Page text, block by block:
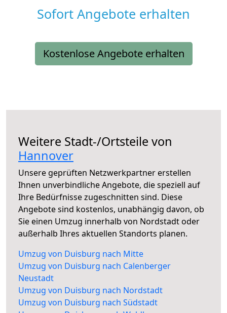
Sofort Angebote erhalten
Kostenlose Angebote erhalten
Weitere Stadt-/Ortsteile von
Hannover
Unsere geprüften Netzwerkpartner erstellen
Ihnen unverbindliche Angebote, die speziell auf
Ihre Bedürfnisse zugeschnitten sind. Diese
Angebote sind kostenlos, unabhängig davon, ob
Sie einen Umzug innerhalb von Nordstadt oder
außerhalb Ihres aktuellen Standorts planen.
Umzug von Duisburg nach Mitte
Umzug von Duisburg nach Calenberger
Neustadt
Umzug von Duisburg nach Nordstadt
Umzug von Duisburg nach Südstadt